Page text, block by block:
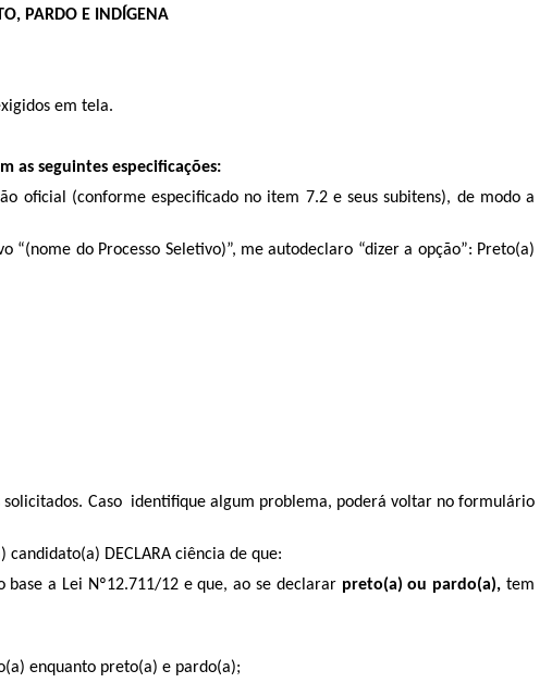
PARDO E INDÍGENA
em tela.
as seguintes especificações:
oficial (conforme especificado no item 7.2 e seus subitens), de modo a
do Processo Seletivo)”, me autodeclaro “dizer a opção”: Preto(a)
solicitados. Caso identifique algum problema, poderá voltar no formulário
candidato(a) DECLARA ciência de que:
base a Lei Nº12.711/12 e que, ao se declarar preto(a) ou pardo(a),tem
enquanto preto(a) e pardo(a);